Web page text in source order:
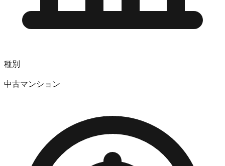
種別
中古マンション